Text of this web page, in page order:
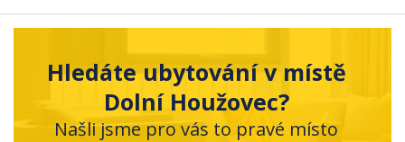
Hledáte ubytování v místě
Dolní Houžovec?
Našli jsme pro vás to pravé místo